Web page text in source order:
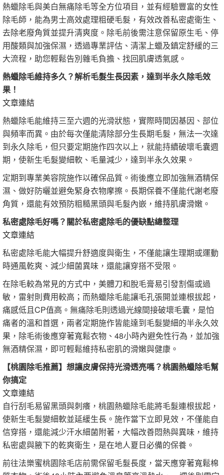
熱蠟除毛與美白無痛除毛等全方位項目，並有經驗豐富的女性
除毛師，能為男士高效處理粗硬毛髮，有效改善私密處衛生、
去除老廢角質並提升清爽度。除毛前後需注意保留原生毛、停
用酸類與加強保濕，透過專業評估、清潔上蠟及鎮定舒緩的三
大流程，助您輕鬆告別雜毛負擔、找回肌膚透氣感。
熱蠟除毛維持多久？解析毛髮生長因素，達到半永久除毛效
果！
文章連結
熱蠟除毛能維持三至六週的光滑狀態，實際時間因基因、部位
與頻率而異。由於每次僅能清除部分生長期毛髮，無法一次達
到永久除毛，但只要定期施作四次以上，就能持續破壞毛囊週
期，使新生毛髮變細軟、毛量減少，達到半永久效果。
定期到專業美容院施作以確保品質。術後應立即加強無酒精保
濕、做好防曬並避免緊身衣物摩擦。長期保養不僅能代謝老廢
角質，還能有效預防粗糙黑頭與毛髮內嵌，維持肌膚滑嫩。
私密處除毛好嗎？關於私密處除毛的優缺點總整理
文章連結
私密處除毛能大幅提升舒適度與衛生，不僅能讓生理期或運動
時通風乾爽、減少細菌異味，還能讓穿搭不受限。
在除毛較為常見的方式中，美體刀和脫毛膏易引發割傷或過
敏，雷射則費用較高；而熱蠟除毛能讓毛孔張開並連根拔起，
痛感低且CP值高。無痛除毛則透過光線間接破壞毛囊，是怕
痛者的溫和首選，兩者定期施作皆能達到毛髮變細的半永久效
果，除毛術後應穿著寬鬆衣物、48小時內避免性行為，並加強
無酒精保濕，即可輕鬆維持私密肌的滑嫩與健康。
【桃園除毛推薦】想讓皮膚保持光滑透亮嗎？桃園熱蠟除毛幫
你搞定
文章連結
自行刮毛易留黑頭與刺癢，桃園熱蠟除毛能將毛髮連根拔起，
使新生毛髮變細軟並延緩生長。施作當下立即見效，不僅能自
信穿搭，還能減少汗水細菌附著，大幅改善悶熱與異味，維持
私密處與腋下的乾爽衛生，是在地人夏日必備的保養。
前往法樂蜜桃園除毛店前需保留毛髮長度，當天應穿著寬鬆棉